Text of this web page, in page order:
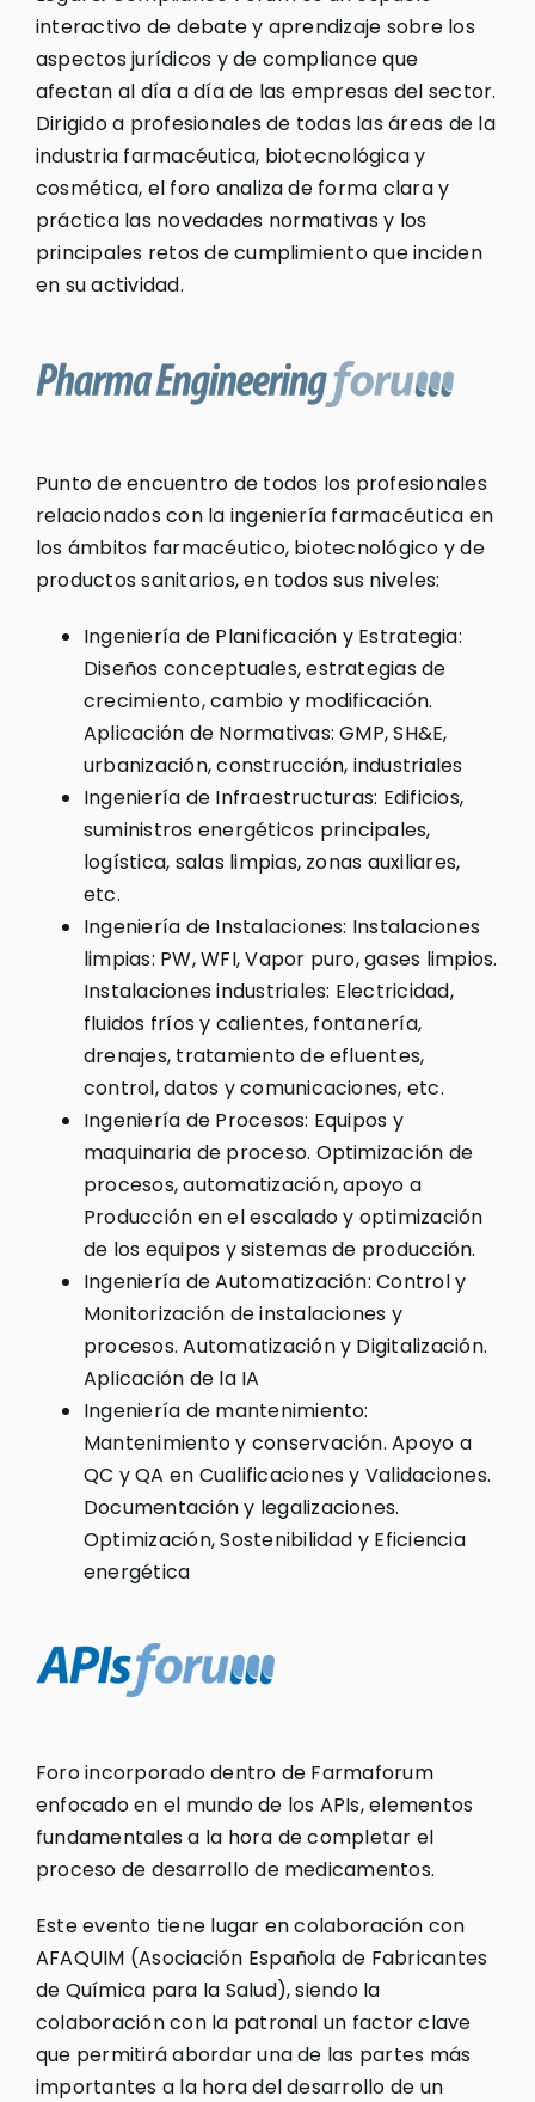
interactivo de debate y aprendizaje sobre los
aspectos jurídicos y de compliance que
afectan al día a día de las empresas del sector.
Dirigido a profesionales de todas las áreas de la
industria farmacéutica, biotecnológica y
cosmética, el foro analiza de forma clara y
práctica las novedades normativas y los
principales retos de cumplimiento que inciden
en su actividad.
Punto de encuentro de todos los profesionales
relacionados con la ingeniería farmacéutica en
los ámbitos farmacéutico, biotecnológico y de
productos sanitarios, en todos sus niveles:
Ingeniería de Planificación y Estrategia:
Diseños conceptuales, estrategias de
crecimiento, cambio y modificación.
Aplicación de Normativas: GMP, SH&E,
urbanización, construcción, industriales
Ingeniería de Infraestructuras: Edificios,
suministros energéticos principales,
logística, salas limpias, zonas auxiliares,
etc.
Ingeniería de Instalaciones: Instalaciones
limpias: PW, WFI, Vapor puro, gases limpios.
Instalaciones industriales: Electricidad,
fluidos fríos y calientes, fontanería,
drenajes, tratamiento de efluentes,
control, datos y comunicaciones, etc.
Ingeniería de Procesos: Equipos y
maquinaria de proceso. Optimización de
procesos, automatización, apoyo a
Producción en el escalado y optimización
de los equipos y sistemas de producción.
Ingeniería de Automatización: Control y
Monitorización de instalaciones y
procesos. Automatización y Digitalización.
Aplicación de la IA
Ingeniería de mantenimiento:
Mantenimiento y conservación. Apoyo a
QC y QA en Cualificaciones y Validaciones.
Documentación y legalizaciones.
Optimización, Sostenibilidad y Eficiencia
energética
Foro incorporado dentro de Farmaforum
enfocado en el mundo de los APIs, elementos
fundamentales a la hora de completar el
proceso de desarrollo de medicamentos.
Este evento tiene lugar en colaboración con
AFAQUIM (Asociación Española de Fabricantes
de Química para la Salud), siendo la
colaboración con la patronal un factor clave
que permitirá abordar una de las partes más
importantes a la hora del desarrollo de un